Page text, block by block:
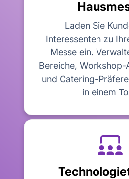
Laden Sie
Interessenten zu
Messe ein.
Bereiche, Workshop-
und Catering-
in einem
